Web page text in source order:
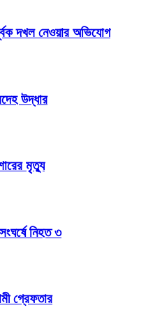
দখল নেওয়ার অভিযোগ
উদ্ধার
মৃত্যু
নিহত ৩
গ্রেফতার